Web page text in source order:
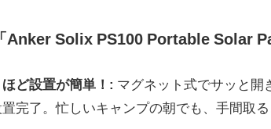
「Anker Solix PS100 Portable Solar
ど設置が簡単！: マグネット式でサッと開
置完了。忙しいキャンプの朝でも、手間取